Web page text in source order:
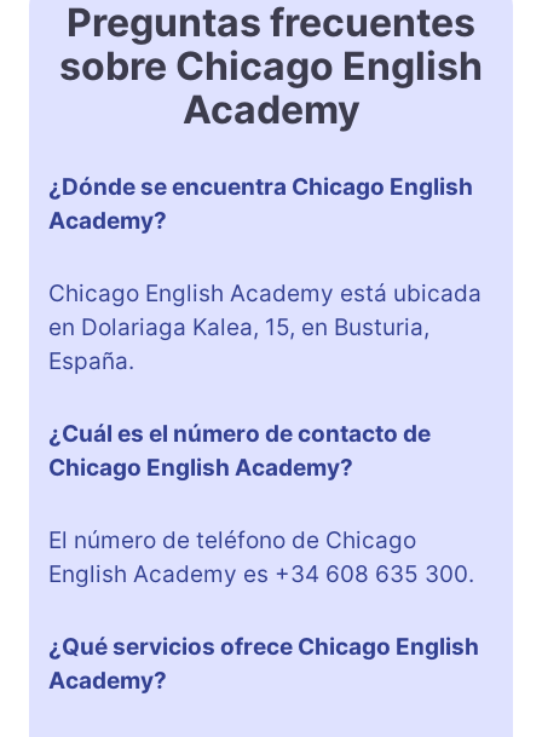
Preguntas frecuentes
sobre Chicago English
Academy
¿Dónde se encuentra Chicago English
Academy?
Chicago English Academy está ubicada
en Dolariaga Kalea, 15, en Busturia,
España.
¿Cuál es el número de contacto de
Chicago English Academy?
El número de teléfono de Chicago
English Academy es +34 608 635 300.
¿Qué servicios ofrece Chicago English
Academy?